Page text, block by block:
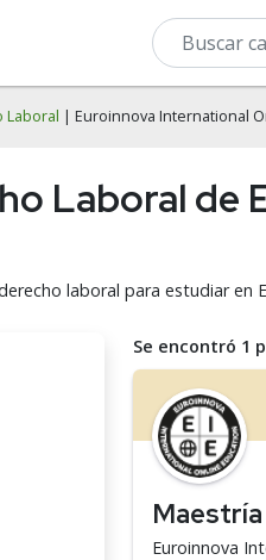
Laboral | Euroinnova International
Laboral
laboral para estudiar en
Se encontró 1
Euroinnova